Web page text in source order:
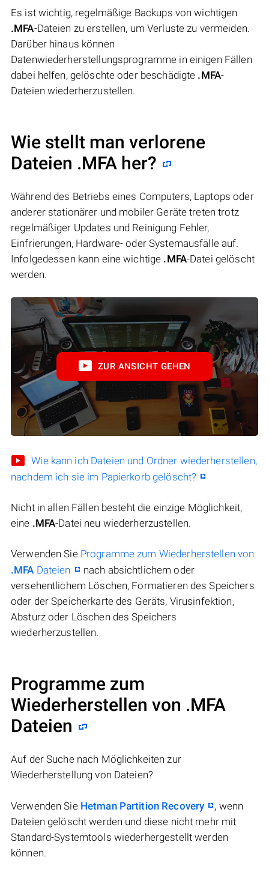
Es ist wichtig, regelmäßige Backups von wichtigen
.MFA-Dateien zu erstellen, um Verluste zu vermeiden.
Darüber hinaus können
Datenwiederherstellungsprogramme in einigen Fällen
dabei helfen, gelöschte oder beschädigte .MFA-
Dateien wiederherzustellen.
Wie stellt man verlorene
Dateien .MFA her?
Während des Betriebs eines Computers, Laptops oder
anderer stationärer und mobiler Geräte treten trotz
regelmäßiger Updates und Reinigung Fehler,
Einfrierungen, Hardware- oder Systemausfälle auf.
Infolgedessen kann eine wichtige .MFA-Datei gelöscht
werden.
ZUR ANSICHT GEHEN
Wie kann ich Dateien und Ordner wiederherstellen,
nachdem ich sie im Papierkorb gelöscht?
Nicht in allen Fällen besteht die einzige Möglichkeit,
eine .MFA-Datei neu wiederherzustellen.
Verwenden Sie Programme zum Wiederherstellen von
.MFA Dateien
nach absichtlichem oder
versehentlichem Löschen, Formatieren des Speichers
oder der Speicherkarte des Geräts, Virusinfektion,
Absturz oder Löschen des Speichers
wiederherzustellen.
Programme zum
Wiederherstellen von .MFA
Dateien
Auf der Suche nach Möglichkeiten zur
Wiederherstellung von Dateien?
Verwenden Sie Hetman Partition Recovery
, wenn
Dateien gelöscht werden und diese nicht mehr mit
Standard-Systemtools wiederhergestellt werden
können.